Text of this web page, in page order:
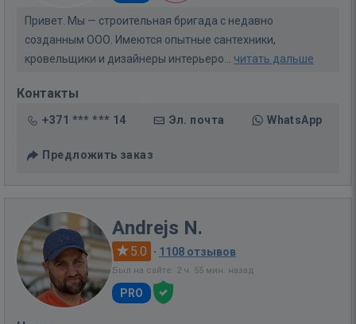
Привет. Мы — строительная бригада с недавно
созданным ООО. Имеются опытные сантехники,
кровельщики и дизайнеры интерьеро... читать дальше
Контакты
+371 *** *** 14 Эл. почта WhatsApp
Предложить заказ
Andrejs N.
5.0 · 1108 отзывов
Был на сайте: 2 ч. 55 мин. назад
PRO